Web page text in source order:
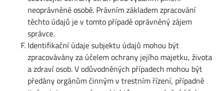
neoprávněné osobě. Právním základem zpracování
těchto údajů je v tomto případě oprávněný zájem
správce.
Identifikační údaje subjektu údajů mohou být
zpracovávány za účelem ochrany jejího majetku, života
a zdraví osob. V odůvodněných případech mohou být
předány orgánům činným v trestním řízení, případně